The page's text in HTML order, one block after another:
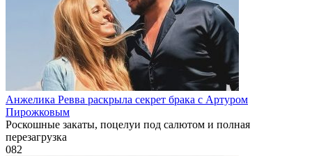
Анжелика Ревва раскрыла секрет брака с Артуром
Пирожковым
Роскошные закаты, поцелуи под салютом и полная
перезагрузка
082